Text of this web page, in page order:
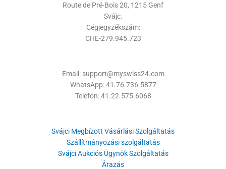
Route de Pré-Bois 20, 1215 Genf
Svájc.
Cégjegyzékszám:
CHE-279.945.723
Email: support@myswiss24.com
WhatsApp: 41.76.736.5877
Telefon: 41.22.575.6068
Svájci Megbízott Vásárlási Szolgáltatás
Szállítmányozási szolgáltatás
Svájci Aukciós Ügynök Szolgáltatás
Árazás